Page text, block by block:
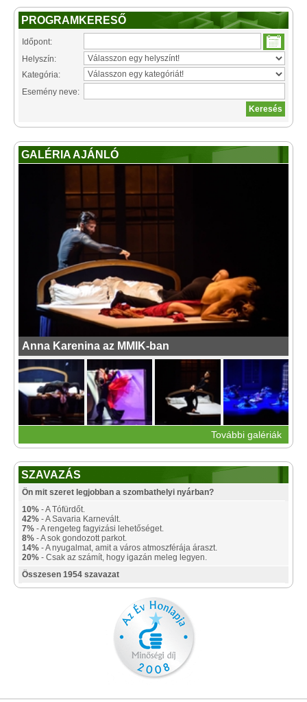
PROGRAMKERESŐ
Időpont:
Helyszín:
Kategória:
Esemény neve:
GALÉRIA AJÁNLÓ
Anna Karenina az MMIK-ban
További galériák
SZAVAZÁS
Ön mit szeret legjobban a szombathelyi nyárban?
10% - A Tófürdőt.
42% - A Savaria Karnevált.
7% - A rengeteg fagyizási lehetőséget.
8% - A sok gondozott parkot.
14% - A nyugalmat, amit a város atmoszférája áraszt.
20% - Csak az számít, hogy igazán meleg legyen.
Összesen 1954 szavazat